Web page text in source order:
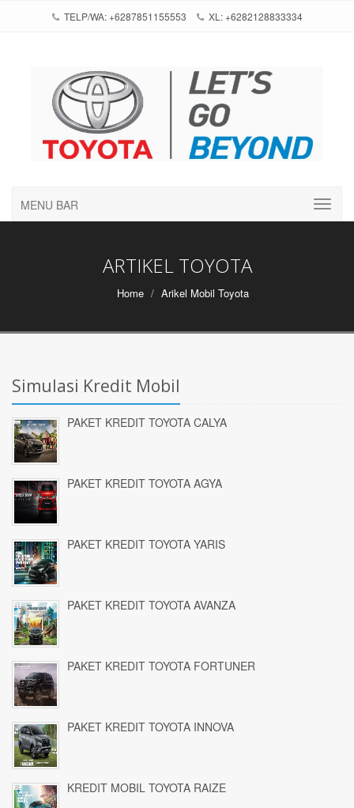
TELP/WA: +6287851155553 XL: +6282128833334
MENU BAR
ARTIKEL TOYOTA
Home Arikel Mobil Toyota
Simulasi Kredit Mobil
PAKET KREDIT TOYOTA CALYA
PAKET KREDIT TOYOTA AGYA
PAKET KREDIT TOYOTA YARIS
PAKET KREDIT TOYOTA AVANZA
PAKET KREDIT TOYOTA FORTUNER
PAKET KREDIT TOYOTA INNOVA
KREDIT MOBIL TOYOTA RAIZE